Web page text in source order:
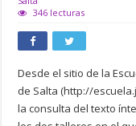
346 lecturas
Desde el sitio de la
de Salta (http://
la consulta del texto